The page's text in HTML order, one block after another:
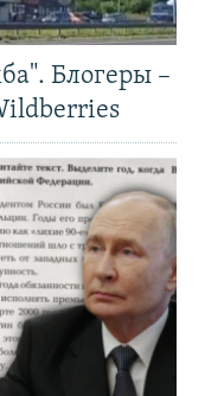
Блогеры –